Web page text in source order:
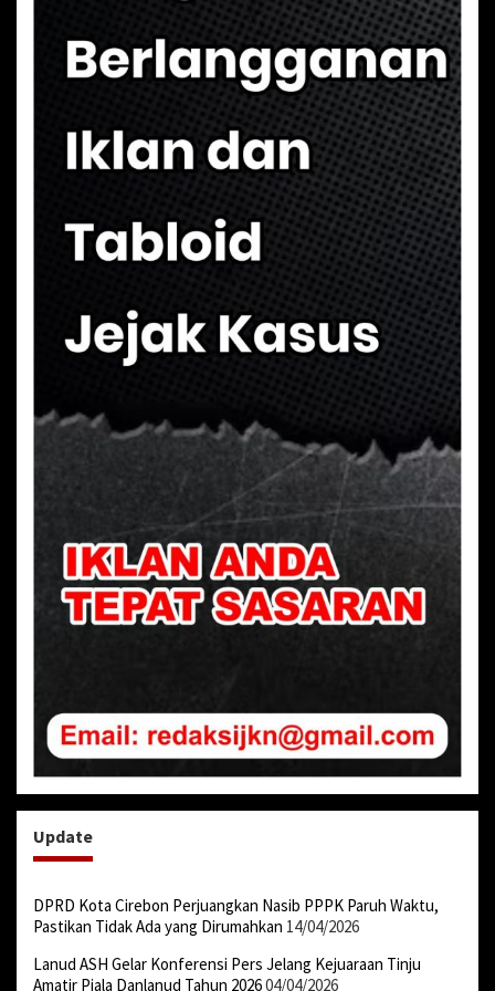
Update
DPRD Kota Cirebon Perjuangkan Nasib PPPK Paruh Waktu,
Pastikan Tidak Ada yang Dirumahkan 14/04/2026
Lanud ASH Gelar Konferensi Pers Jelang Kejuaraan Tinju
Amatir Piala Danlanud Tahun 202604/04/2026